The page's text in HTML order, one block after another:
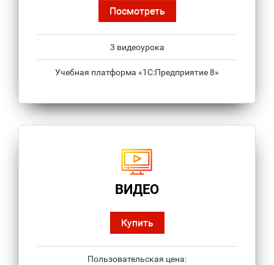
Посмотреть
3 видеоурока
Учебная платформа «1С:Предприятие 8»
ВИДЕО
Купить
Пользовательская цена: